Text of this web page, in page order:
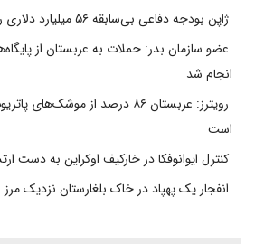
ژاپن بودجه دفاعی بی‌سابقه ۵۶ میلیارد دلاری را در نظر دارد
عضو سازمان بدر: حملات به عربستان از
انجام شد
رویترز: عربستان ۸۶ درصد از
است
کنترل ایوانوفکا در خارکیف اوکراین به دست
انفجار یک پهپاد در خاک بلغارستان نزدیک مرز